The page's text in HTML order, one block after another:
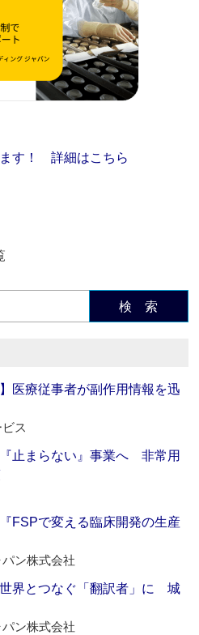
す！ 詳細はこちら
検 索
医療従事者が副作用情報を迅
ス
『止まらない』事業へ 非常用
FSPで変える臨床開発の生産
ン株式会社
世界とつなぐ「翻訳者」に 城
ン株式会社